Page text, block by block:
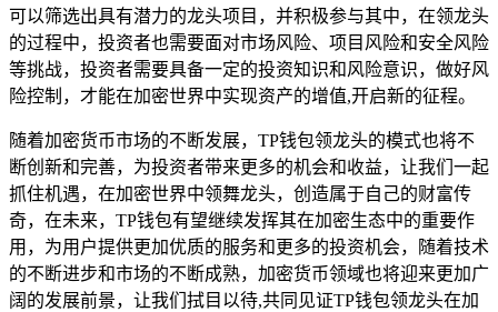
可以筛选出具有潜力的龙头项目，并积极参与其中，在领龙头
的过程中，投资者也需要面对市场风险、项目风险和安全风险
等挑战，投资者需要具备一定的投资知识和风险意识，做好风
险控制，才能在加密世界中实现资产的增值,开启新的征程。
随着加密货币市场的不断发展，TP钱包领龙头的模式也将不
断创新和完善，为投资者带来更多的机会和收益，让我们一起
抓住机遇，在加密世界中领舞龙头，创造属于自己的财富传
奇，在未来，TP钱包有望继续发挥其在加密生态中的重要作
用，为用户提供更加优质的服务和更多的投资机会，随着技术
的不断进步和市场的不断成熟，加密货币领域也将迎来更加广
阔的发展前景，让我们拭目以待,共同见证TP钱包领龙头在加